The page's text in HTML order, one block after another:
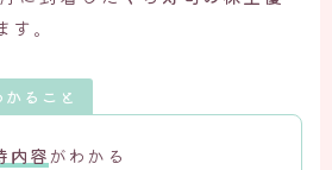
。
ること
内容がわかる